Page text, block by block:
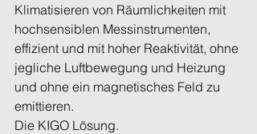
Klimatisieren von Räumlichkeiten mit
hochsensiblen Messinstrumenten,
effizient und mit hoher Reaktivität, ohne
jegliche Luftbewegung und Heizung
und ohne ein magnetisches Feld zu
emittieren.
Die KIGO Lösung.